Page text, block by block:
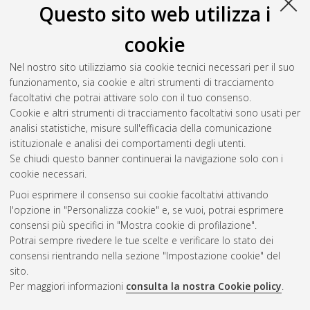
Questo sito web utilizza i
cookie
Nel nostro sito utilizziamo sia cookie tecnici necessari per il suo
funzionamento, sia cookie e altri strumenti di tracciamento
facoltativi che potrai attivare solo con il tuo consenso.
Cookie e altri strumenti di tracciamento facoltativi sono usati per
analisi statistiche, misure sull'efficacia della comunicazione
istituzionale e analisi dei comportamenti degli utenti.
Se chiudi questo banner continuerai la navigazione solo con i
cookie necessari.
Puoi esprimere il consenso sui cookie facoltativi attivando
l'opzione in "Personalizza cookie" e, se vuoi, potrai esprimere
consensi più specifici in "Mostra cookie di profilazione".
Potrai sempre rivedere le tue scelte e verificare lo stato dei
consensi rientrando nella sezione "Impostazione cookie" del
sito.
Per maggiori informazioni consulta la nostra Cookie policy.
Gestione del documento:
Atom
Rss 1.0
Rss 2.0
AMS Laurea